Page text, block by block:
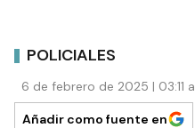
POLICIALES
6 de febrero de 2025 | 03:11
Añadir como fuente en